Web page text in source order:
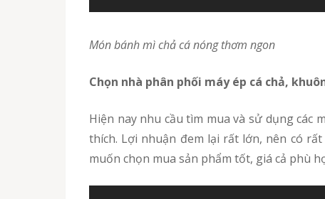
Món bánh mì chả cá nóng thơm ngon
Chọn nhà phân phối máy ép cá chả,
Hiện nay nhu cầu tìm mua và sử dụng các mẫu khuôn ép chả cá ngày càng tăng do mặt hàng này đang được bán rất chạy, được nhiều người yêu
thích. Lợi nhuận đem lại rất lớn, nên có
muốn chọn mua sản phẩm tốt, giá cả phù